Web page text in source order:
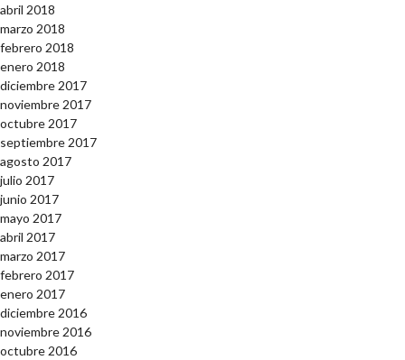
abril 2018
marzo 2018
febrero 2018
enero 2018
diciembre 2017
noviembre 2017
octubre 2017
septiembre 2017
agosto 2017
julio 2017
junio 2017
mayo 2017
abril 2017
marzo 2017
febrero 2017
enero 2017
diciembre 2016
noviembre 2016
octubre 2016